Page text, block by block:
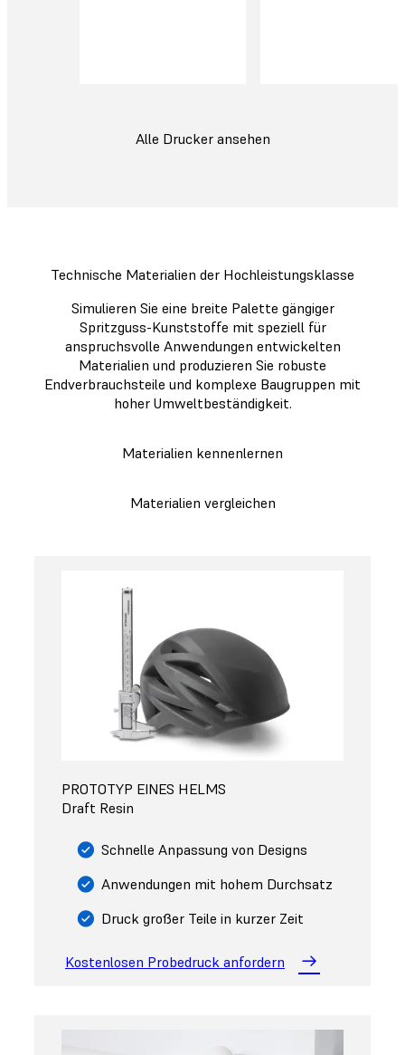
Alle Drucker ansehen
Technische Materialien der Hochleistungsklasse
Simulieren Sie eine breite Palette gängiger
Spritzguss-Kunststoffe mit speziell für
anspruchsvolle Anwendungen entwickelten
Materialien und produzieren Sie robuste
Endverbrauchsteile und komplexe Baugruppen mit
hoher Umweltbeständigkeit.
Materialien kennenlernen
Materialien vergleichen
PROTOTYP EINES HELMS
Draft Resin
Schnelle Anpassung von Designs
Anwendungen mit hohem Durchsatz
Druck großer Teile in kurzer Zeit
Kostenlosen Probedruck anfordern